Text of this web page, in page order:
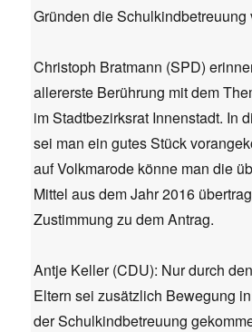
Gründen die Schulkindbetreuung
Christoph Bratmann (SPD)
allererste Berührung mit dem
im Stadtbezirksrat Innenstadt. In
sei man ein gutes Stück
auf Volkmarode könne man die
Mittel aus dem Jahr 2016
Zustimmung zu dem Antrag.
Antje Keller (CDU): Nur durch
Eltern sei zusätzlich Bewegung
der Schulkindbetreuung